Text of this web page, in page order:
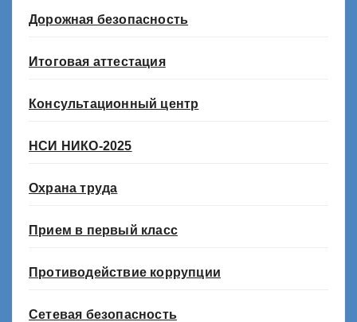
Дорожная безопасность
Итоговая аттестация
Консультационный центр
НСИ НИКО-2025
Охрана труда
Прием в первый класс
Противодействие коррупции
Сетевая безопасность